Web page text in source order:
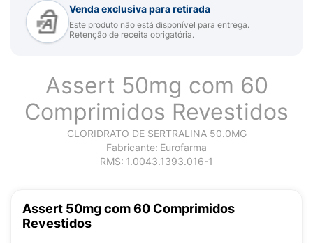
Venda exclusiva para retirada
Este produto não está disponível para entrega.
Retenção de receita obrigatória.
Assert 50mg com 60
Comprimidos Revestidos
CLORIDRATO DE SERTRALINA 50.0MG
Fabricante: Eurofarma
RMS: 1.0043.1393.016-1
Assert 50mg com 60 Comprimidos
Revestidos